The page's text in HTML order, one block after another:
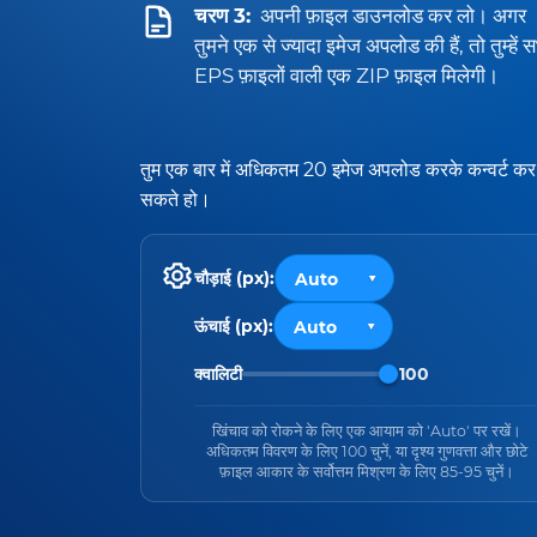
चरण 3: अपनी फ़ाइल डाउनलोड कर लो। अगर
तुमने एक से ज्यादा इमेज अपलोड की हैं, तो तुम्हें
EPS फ़ाइलों वाली एक ZIP फ़ाइल मिलेगी।
तुम एक बार में अधिकतम 20 इमेज अपलोड करके कन्वर्ट कर
सकते हो।
चौड़ाई (px):
ऊंचाई (px):
क्वालिटी 100
खिंचाव को रोकने के लिए एक आयाम को 'Auto' पर रखें।
अधिकतम विवरण के लिए 100 चुनें, या दृश्य गुणवत्ता और छोटे
फ़ाइल आकार के सर्वोत्तम मिश्रण के लिए 85-95 चुनें।